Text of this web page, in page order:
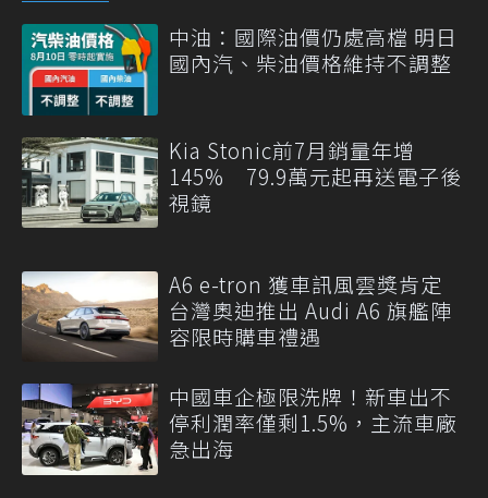
中油：國際油價仍處高檔 明日
國內汽、柴油價格維持不調整
Kia Stonic前7月銷量年增
145% 79.9萬元起再送電子後
視鏡
A6 e-tron 獲車訊風雲獎肯定
台灣奧迪推出 Audi A6 旗艦陣
容限時購車禮遇
中國車企極限洗牌！新車出不
停利潤率僅剩1.5%，主流車廠
急出海